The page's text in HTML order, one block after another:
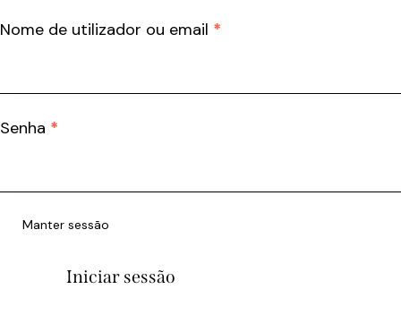
Nome de utilizador ou email *
Senha *
Manter sessão
Iniciar sessão